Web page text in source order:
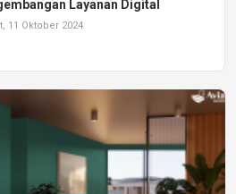
Layanan Digital
11 Oktober 2024